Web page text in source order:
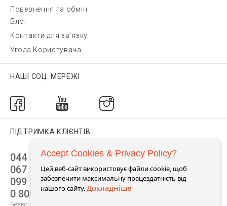
Повернення та обмін
Блог
Контакти для зв'язку
Угода Користувача
НАШІ СОЦ. МЕРЕЖІ
ПІДТРИМКА КЛІЄНТІВ
044 392 44 45
067 344 14 44 (viber)
099 399 23 80
0 800 305 805
Безкоштовно по Україні
Accept Cookies & Privacy Policy?
Цей веб-сайт використовує файли cookie, щоб
забезпечити максимальну працездатність від
нашого сайту.Докладніше